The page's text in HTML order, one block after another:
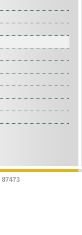
87473